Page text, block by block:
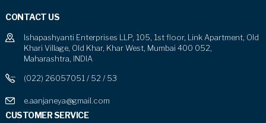
CONTACT US
Ishapashyanti Enterprises LLP, 105, 1st floor, Link Apartment, Old
Khari Village, Old Khar, Khar West, Mumbai 400 052,
Maharashtra, INDIA
(022) 26057051 / 52 / 53
e.aanjaneya@gmail.com
CUSTOMER SERVICE